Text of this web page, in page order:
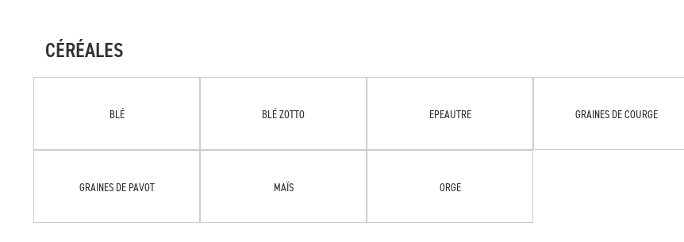
CÉRÉALES
BLÉ BLÉ ZOTTO EPEAUTRE GRAINES DE COURGE
GRAINES DE PAVOT MAÏS ORGE